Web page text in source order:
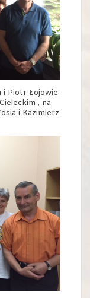
i Piotr Łojowie
, na
i Kazimierz